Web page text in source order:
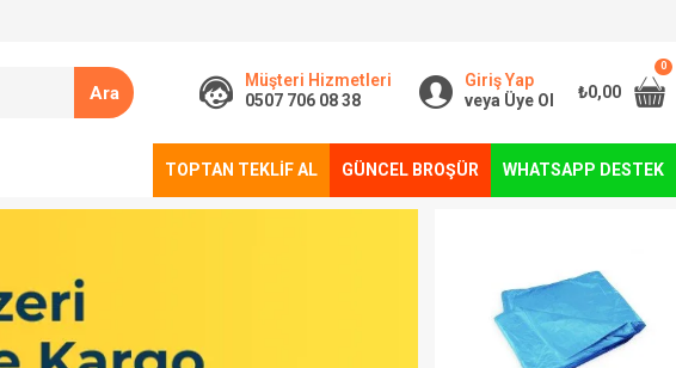
Ara
Müşteri Hizmetleri
0507 706 08 38
Giriş Yap
veya Üye Ol
₺0,00
0
TOPTAN TEKLIF AL GÜNCEL BROŞÜR WHATSAPP DESTEK